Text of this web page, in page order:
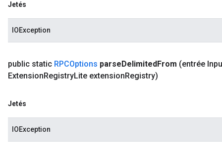
Jetés
IOException
public static RPCOptions parseDelimitedFrom (entrée
ExtensionRegistryLite extensionRegistry)
Jetés
IOException